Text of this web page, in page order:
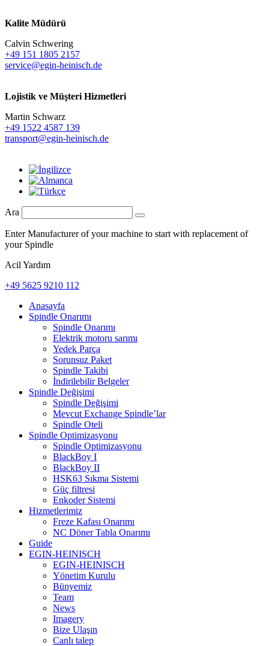
Kalite Müdürü
Calvin Schwering
+49 151 1805 2157
service@egin-heinisch.de
Lojistik ve Müşteri Hizmetleri
Martin Schwarz
+49 1522 4587 139
transport@egin-heinisch.de
Ara
Enter Manufacturer of your machine to start with replacement of
your Spindle
Acil Yardım
+49 5625 9210 112
Anasayfa
Spindle Onarımı
Spindle Onarımı
Elektrik motoru sarımı
Yedek Parça
Sorunsuz Paket
Spindle Takibi
İndirilebilir Belgeler
Spindle Değişimi
Spindle Değişimi
Mevcut Exchange Spindle’lar
Spindle Oteli
Spindle Optimizasyonu
Spindle Optimizasyonu
BlackBoy I
BlackBoy II
HSK63 Sıkma Sistemi
Güç filtresi
Enkoder Sistemi
Hizmetlerimiz
Freze Kafası Onarımı
NC Döner Tabla Onarımı
Guide
EGIN-HEINISCH
EGIN-HEINISCH
Yönetim Kurulu
Bünyemiz
Team
News
Imagery
Bize Ulaşın
Canlı talep